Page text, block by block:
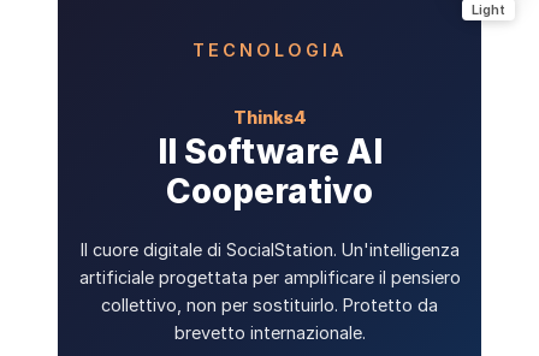
Light
TECNOLOGIA
Thinks4
Il Software AI
Cooperativo
Il cuore digitale di SocialStation. Un'intelligenza
artificiale progettata per amplificare il pensiero
collettivo, non per sostituirlo. Protetto da
brevetto internazionale.